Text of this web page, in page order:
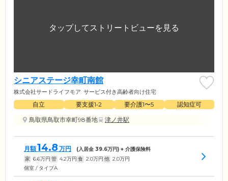
シニアステージ幸町南館
株式会社サードライフモア サービス付き高齢者向け住宅
自立 要支援1•2 要介護1〜5
認知症可
鳥取県鳥取市幸町98番地
津ノ井駅
月額14.8 万円 (入居金 39.6万円) + 介護保険料
家 6.6万円 管 4.2万円 食 2.0万円 他 2.0万円
個室 / タイプA